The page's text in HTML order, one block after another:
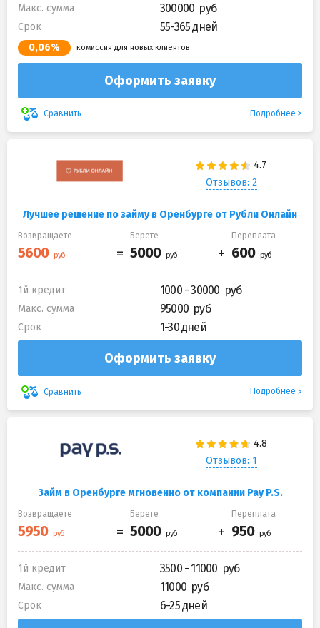
Макс. сумма 300000
Срок 55-365 дней
0,06% комиссия для новых клиентов
Оформить заявку
Сравнить Подробнее
Отзывов: 2
Лучшее решение по займу в Оренбурге от Рубли Онлайн
Возвращаете Берете Переплата
1й кредит 1000 - 30000
Макс. сумма 95000
Срок 1-30 дней
Оформить заявку
Сравнить Подробнее
Отзывов: 1
Займ в Оренбурге мгновенно от компании Pay P.S.
Возвращаете Берете Переплата
1й кредит 3500 - 11000
Макс. сумма 11000
Срок 6-25 дней